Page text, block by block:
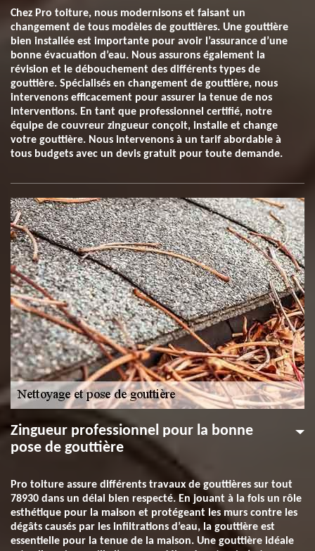
Chez Pro toiture, nous modernisons et faisant un
changement de tous modèles de gouttières. Une gouttière
bien installée est importante pour avoir l’assurance d’une
bonne évacuation d’eau. Nous assurons également la
révision et le débouchement des différents types de
gouttière. Spécialisés en changement de gouttière, nous
intervenons efficacement pour assurer la tenue de nos
interventions. En tant que professionnel certifié, notre
équipe de couvreur zingueur conçoit, installe et change
votre gouttière. Nous intervenons à un tarif abordable à
tous budgets avec un devis gratuit pour toute demande.
Zingueur professionnel pour la bonne
pose de gouttière
Pro toiture assure différents travaux de gouttières sur tout
78930 dans un délai bien respecté. En jouant à la fois un rôle
esthétique pour la maison et protégeant les murs contre les
dégâts causés par les infiltrations d’eau, la gouttière est
essentielle pour la tenue de la maison. Une gouttière idéale